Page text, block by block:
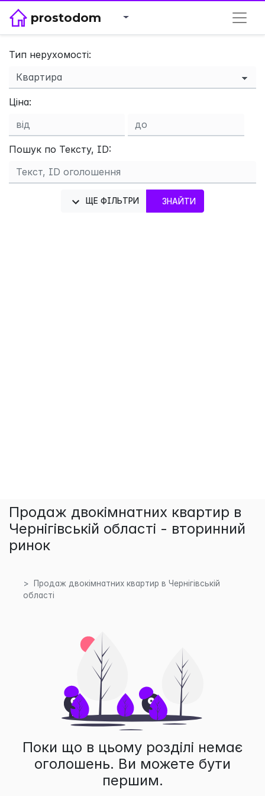
prostodom
Тип нерухомості:
Ціна:
Пошук по Тексту, ID:
ЩЕ ФІЛЬТРИ ЗНАЙТИ
Продаж двокімнатних квартир в
Чернігівській області - вторинний
ринок
Продаж двокімнатних квартир в Чернігівській
області
Поки що в цьому розділі немає
оголошень. Ви можете бути
першим.